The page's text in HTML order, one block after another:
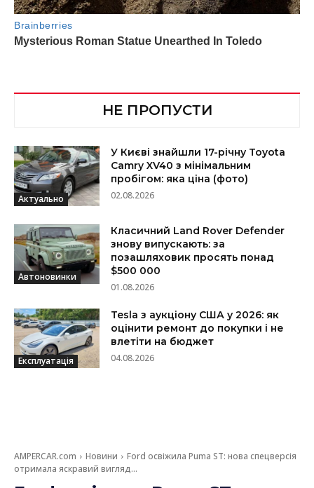
НЕ ПРОПУСТИ
Актуально
У Києві знайшли 17-річну Toyota
Camry XV40 з мінімальним
пробігом: яка ціна (фото)
02.08.2026
Автоновинки
Класичний Land Rover Defender
знову випускають: за
позашляховик просять понад
$500 000
01.08.2026
Експлуатація
Tesla з аукціону США у 2026: як
оцінити ремонт до покупки і не
влетіти на бюджет
04.08.2026